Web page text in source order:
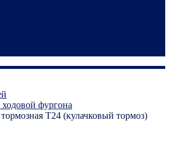
фургона
Т24 (кулачковый тормоз)